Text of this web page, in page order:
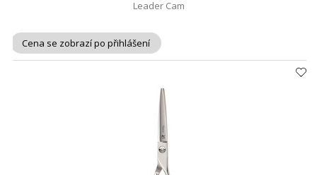
Leader Cam
Cena se zobrazí po přihlášení